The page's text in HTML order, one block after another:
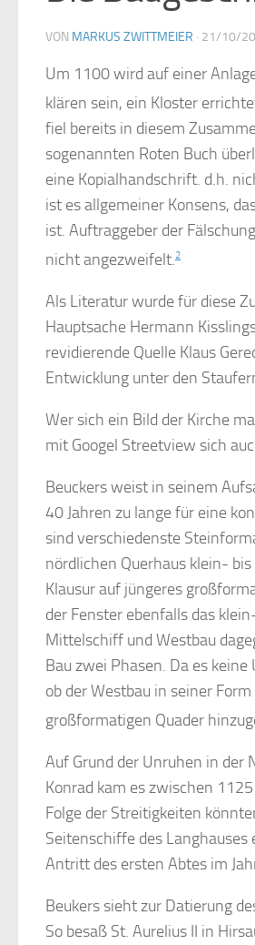
VON MARKUS ZWITTMEIER · 21/10/
Um 1100 wird auf einer
klären sein, ein Kloster
fiel bereits in diesem
sogenannten Roten Buch
eine Kopialhandschrift. d.h.
ist es allgemeiner Konsens,
ist. Auftraggeber der
nicht angezweifelt.2
Als Literatur wurde für diese
Hauptsache Hermann
revidierende Quelle Klaus
Entwicklung unter den
Wer sich ein Bild der Kirche
mit Googel Streetview sich
Beuckers weist in seinem
40 Jahren zu lange für eine
sind verschiedenste
nördlichen Querhaus klein-
Klausur auf jüngeres
der Fenster ebenfalls das
Mittelschiff und Westbau
Bau zwei Phasen. Da es
ob der Westbau in seiner
großformatigen Quader
Auf Grund der Unruhen in der
Konrad kam es zwischen
Folge der Streitigkeiten
Seitenschiffe des
Antritt des ersten Abtes im
Beukers sieht zur Datierung
So besaß St. Aurelius II in